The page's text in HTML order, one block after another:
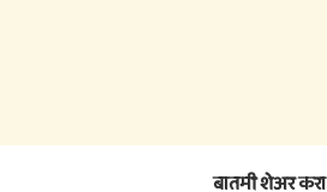
बातमी शेअर करा